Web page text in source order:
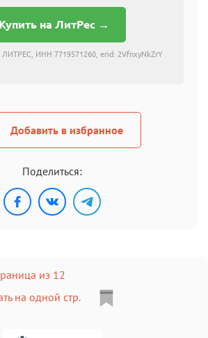
Купить на ЛитРес →
ИНН 7719571260, erid: 2VfnxyNkZrY
Добавить в избранное
Поделиться:
из 12
на одной стр.